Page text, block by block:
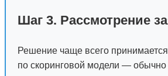
Шаг 3. Рассмотрение
Решение чаще всего
по скоринговой модели — обычно